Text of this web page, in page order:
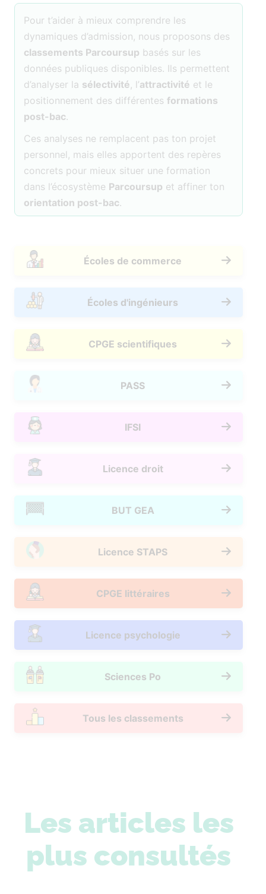
Pour t’aider à mieux comprendre les
dynamiques d’admission, nous proposons des
classements Parcoursup basés sur les
données publiques disponibles. Ils permettent
d’analyser la sélectivité, l’attractivité et le
positionnement des différentes formations
post-bac.
Ces analyses ne remplacent pas ton projet
personnel, mais elles apportent des repères
concrets pour mieux situer une formation
dans l’écosystème Parcoursup et affiner ton
orientation post-bac.
Écoles de commerce
Écoles d'ingénieurs
CPGE scientifiques
PASS
IFSI
Licence droit
BUT GEA
Licence STAPS
CPGE littéraires
Licence psychologie
Sciences Po
Tous les classements
Les articles les
plus consultés